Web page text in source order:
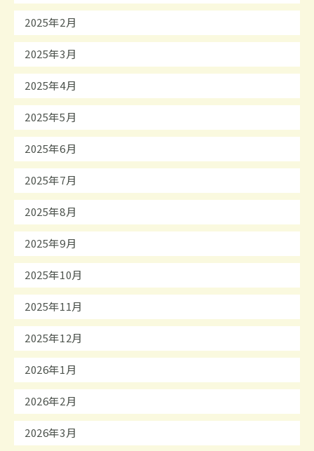
2025年2月
2025年3月
2025年4月
2025年5月
2025年6月
2025年7月
2025年8月
2025年9月
2025年10月
2025年11月
2025年12月
2026年1月
2026年2月
2026年3月